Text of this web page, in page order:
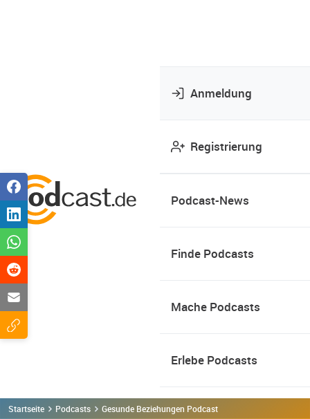
Anmeldung
Registrierung
Podcast-News
Finde Podcasts
Mache Podcasts
Erlebe Podcasts
Startseite Podcasts Gesunde Beziehungen Podcast